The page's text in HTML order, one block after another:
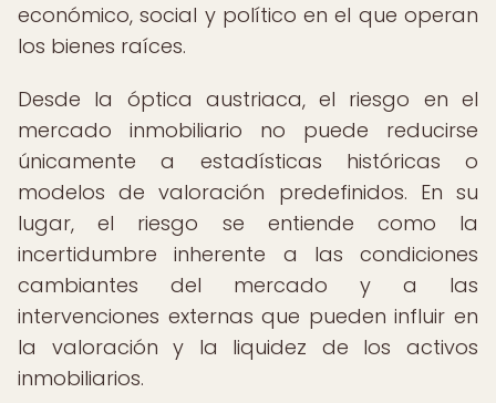
económico, social y político en el que operan
los bienes raíces.
Desde la óptica austriaca, el riesgo en el
mercado inmobiliario no puede reducirse
únicamente a estadísticas históricas o
modelos de valoración predefinidos. En su
lugar, el riesgo se entiende como la
incertidumbre inherente a las condiciones
cambiantes del mercado y a las
intervenciones externas que pueden influir en
la valoración y la liquidez de los activos
inmobiliarios.